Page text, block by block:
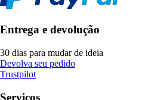
Entrega e devolução
30 dias para mudar de ideia
Devolva seu pedido
Trustpilot
Serviços